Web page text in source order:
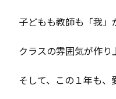
子どもも教師も「我」
クラスの雰囲気が作り
そして、この１年も、